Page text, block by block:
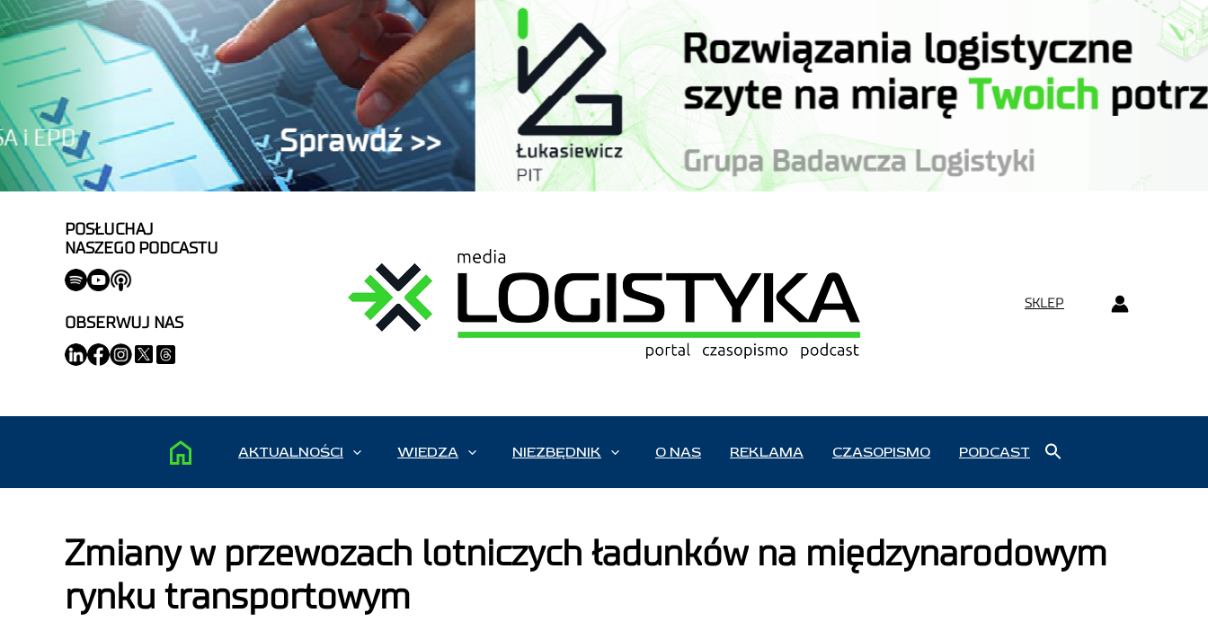
POSŁUCHAJ
NASZEGO PODCASTU
OBSERWUJ NAS
SKLEP
AKTUALNOŚCI WIEDZA NIEZBĘDNIK O NAS REKLAMA CZASOPISMO PODCAST
Zmiany w przewozach lotniczych ładunków na międzynarodowym
rynku transportowym